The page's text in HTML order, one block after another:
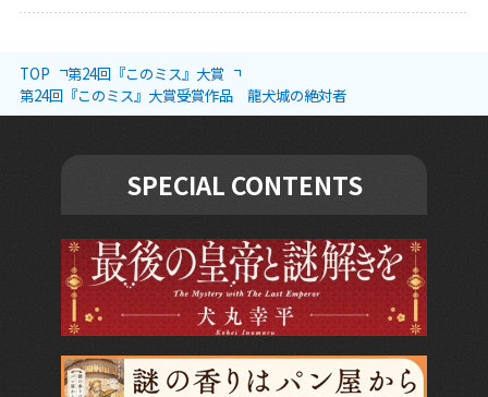
TOP
第24回『このミス』大賞
第24回『このミス』大賞受賞作品 龍犬城の絶対者
SPECIAL CONTENTS